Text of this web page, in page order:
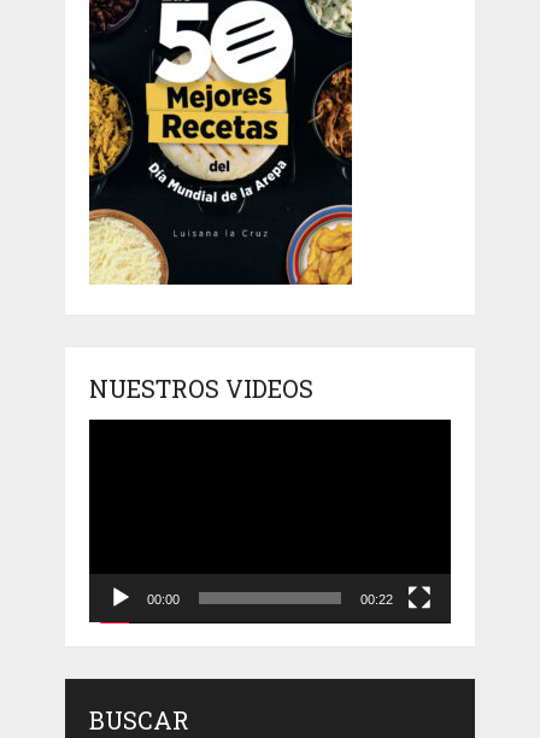
NUESTROS VIDEOS
00:00 00:22
BUSCAR